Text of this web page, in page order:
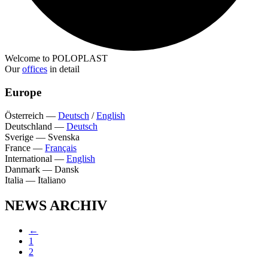
Welcome to POLOPLAST
Ouroffices in detail
Europe
Österreich — Deutsch /English
Deutschland — Deutsch
Sverige — Svenska
France — Français
International — English
Danmark — Dansk
Italia — Italiano
NEWS ARCHIV
←
1
2